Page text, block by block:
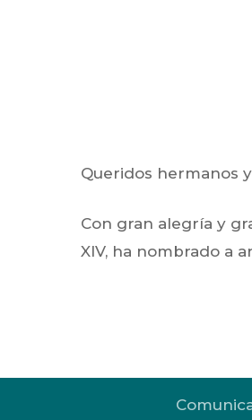
Queridos hermanos
Con gran alegría y
XIV, ha nombrado a